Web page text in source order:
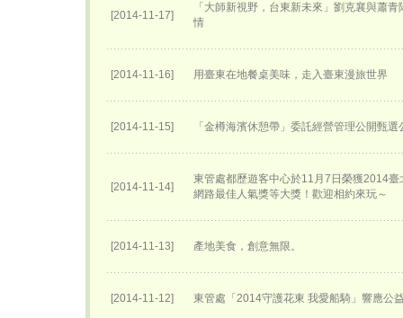
[2014-11-17]
「大師新視野，台東新未來」劉克襄與蕭
情
[2014-11-16] 用臺東在地餐桌美味，走入臺東漫旅世界
[2014-11-15] 「金樽海濱休憩帶」委託經營管理公開甄選
[2014-11-14]
東管處都歷遊客中心於11月7日榮獲2014
網路最佳人氣獎等大獎！歡迎相約來玩～
[2014-11-13] 產地美食，創意無限。
[2014-11-12] 東管處「2014守護花東 我愛船騎」響應公